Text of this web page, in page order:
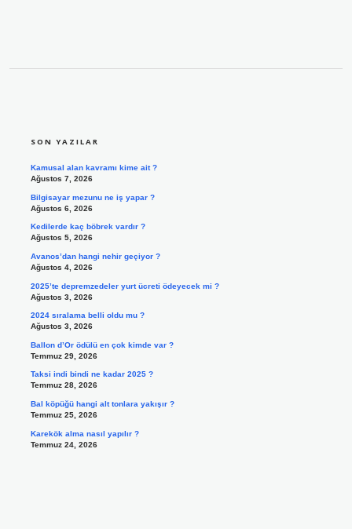
SON YAZILAR
Kamusal alan kavramı kime ait ?
Ağustos 7, 2026
Bilgisayar mezunu ne iş yapar ?
Ağustos 6, 2026
Kedilerde kaç böbrek vardır ?
Ağustos 5, 2026
Avanos’dan hangi nehir geçiyor ?
Ağustos 4, 2026
2025’te depremzedeler yurt ücreti ödeyecek mi ?
Ağustos 3, 2026
2024 sıralama belli oldu mu ?
Ağustos 3, 2026
Ballon d’Or ödülü en çok kimde var ?
Temmuz 29, 2026
Taksi indi bindi ne kadar 2025 ?
Temmuz 28, 2026
Bal köpüğü hangi alt tonlara yakışır ?
Temmuz 25, 2026
Karekök alma nasıl yapılır ?
Temmuz 24, 2026